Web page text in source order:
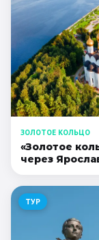
ЗОЛОТОЕ КОЛЬЦО
«Золотое
через
ТУР